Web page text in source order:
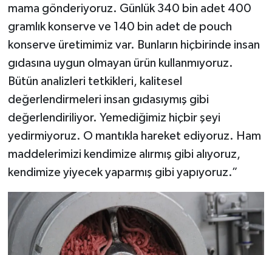
mama gönderiyoruz. Günlük 340 bin adet 400
gramlık konserve ve 140 bin adet de pouch
konserve üretimimiz var. Bunların hiçbirinde insan
gıdasına uygun olmayan ürün kullanmıyoruz.
Bütün analizleri tetkikleri, kalitesel
değerlendirmeleri insan gıdasıymış gibi
değerlendiriliyor. Yemediğimiz hiçbir şeyi
yedirmiyoruz. O mantıkla hareket ediyoruz. Ham
maddelerimizi kendimize alırmış gibi alıyoruz,
kendimize yiyecek yaparmış gibi yapıyoruz.”